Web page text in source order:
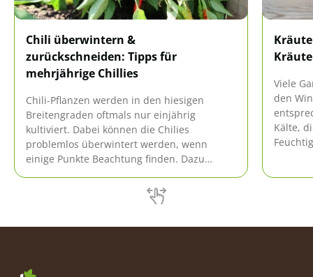
Chili überwintern &
zurückschneiden: Tipps für
mehrjährige Chillies
Chili-Pflanzen werden in den hiesigen
Breitengraden oftmals nur einjährig
kultiviert. Dabei können die Chilies
problemlos überwintert werden, wenn
einige Punkte Beachtung finden. Dazu
Vorbereitung und das optimale
Zurückschneiden, um einen verzweigten
Viele
den
Kälte,